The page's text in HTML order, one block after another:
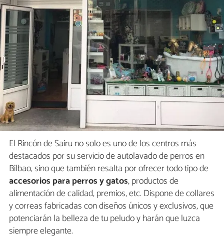
El Rincón de Sairu no solo es uno de los centros más
destacados por su servicio de autolavado de perros en
Bilbao, sino que también resalta por ofrecer todo tipo de
accesorios para perros y gatos, productos de
alimentación de calidad, premios, etc. Dispone de collares
y correas fabricadas con diseños únicos y exclusivos, que
potenciarán la belleza de tu peludo y harán que luzca
siempre elegante.